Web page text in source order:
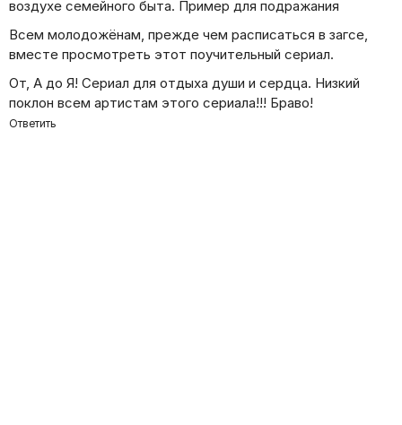
воздухе семейного быта. Пример для подражания
Всем молодожёнам, прежде чем расписаться в загсе,
вместе просмотреть этот поучительный сериал.
От, А до Я! Сериал для отдыха души и сердца. Низкий
поклон всем артистам этого сериала!!! Браво!
Ответить